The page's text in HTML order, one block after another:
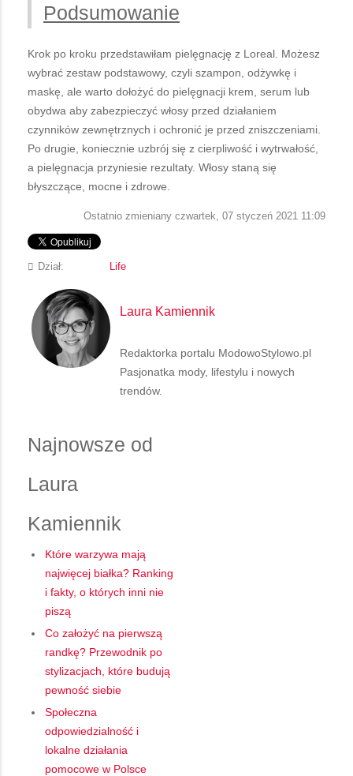
Podsumowanie
Krok po kroku przedstawiłam pielęgnację z Loreal. Możesz
wybrać zestaw podstawowy, czyli szampon, odżywkę i
maskę, ale warto dołożyć do pielęgnacji krem, serum lub
obydwa aby zabezpieczyć włosy przed działaniem
czynników zewnętrznych i ochronić je przed zniszczeniami.
Po drugie, koniecznie uzbrój się z cierpliwość i wytrwałość,
a pielęgnacja przyniesie rezultaty. Włosy staną się
błyszczące, mocne i zdrowe.
Ostatnio zmieniany czwartek, 07 styczeń 2021 11:09
Dział: Life
Laura Kamiennik
Redaktorka portalu ModowoStylowo.pl
Pasjonatka mody, lifestylu i nowych
trendów.
Najnowsze od
Laura
Kamiennik
Które warzywa mają
najwięcej białka? Ranking
i fakty, o których inni nie
piszą
Co założyć na pierwszą
randkę? Przewodnik po
stylizacjach, które budują
pewność siebie
Społeczna
odpowiedzialność i
lokalne działania
pomocowe w Polsce